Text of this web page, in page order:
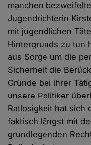
manchen
Jugendrichterin
mit jugendlichen
Hintergrunds zu tun
aus Sorge um die
Sicherheit die
Gründe bei ihrer
unsere Politiker
Ratlosigkeit hat sich
faktisch längst mit
grundlegenden